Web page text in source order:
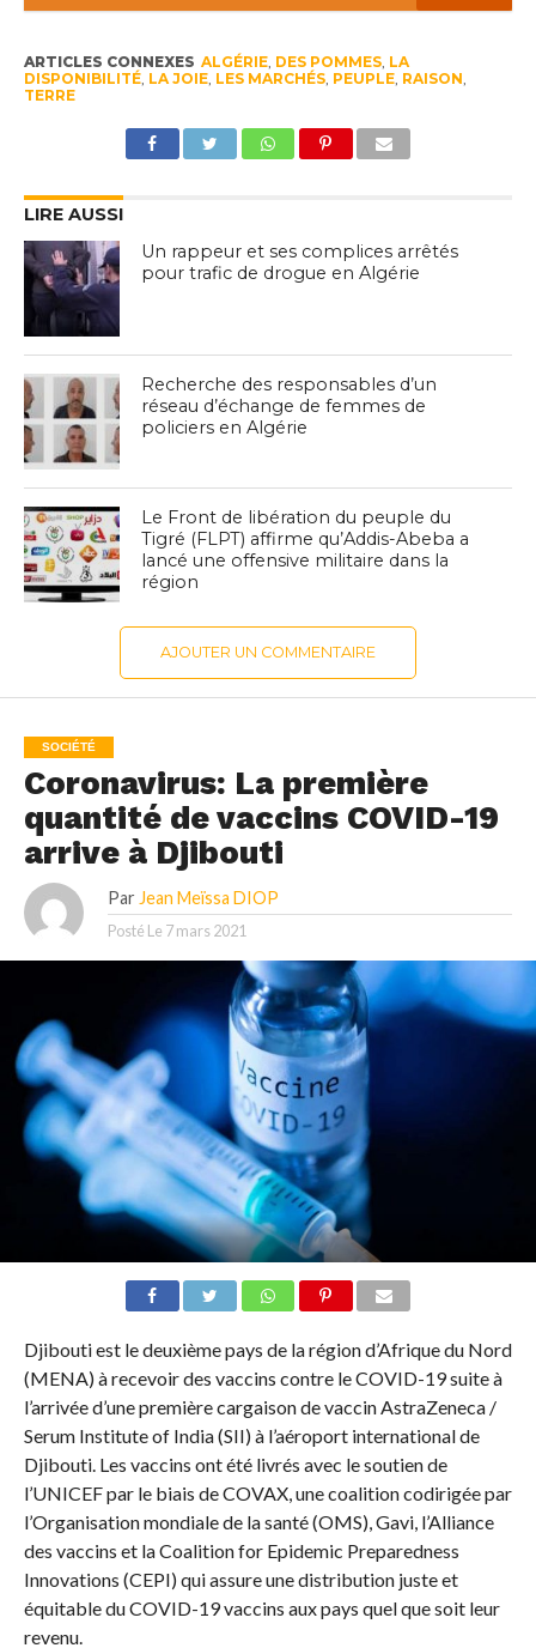
ARTICLES CONNEXES ALGÉRIE, DES POMMES, LA
DISPONIBILITÉ, LA JOIE, LES MARCHÉS, PEUPLE, RAISON
TERRE
LIRE AUSSI
Un rappeur et ses complices arrêtés
pour trafic de drogue en Algérie
Recherche des responsables d’un
réseau d’échange de femmes de
policiers en Algérie
Le Front de libération du peuple du
Tigré (FLPT) affirme qu’Addis-Abeba a
lancé une offensive militaire dans la
région
AJOUTER UN COMMENTAIRE
SOCIÉTÉ
Coronavirus: La première
quantité de vaccins COVID-19
arrive à Djibouti
Par Jean Meïssa DIOP
Posté Le 7 mars 2021
Djibouti est le deuxième pays de la région d’Afrique du Nord
(MENA) à recevoir des vaccins contre le COVID-19 suite à
l’arrivée d’une première cargaison de vaccin AstraZeneca /
Serum Institute of India (SII) à l’aéroport international de
Djibouti. Les vaccins ont été livrés avec le soutien de
l’UNICEF par le biais de COVAX, une coalition codirigée par
l’Organisation mondiale de la santé (OMS), Gavi, l’Alliance
des vaccins et la Coalition for Epidemic Preparedness
Innovations (CEPI) qui assure une distribution juste et
équitable du COVID-19 vaccins aux pays quel que soit leur
revenu.